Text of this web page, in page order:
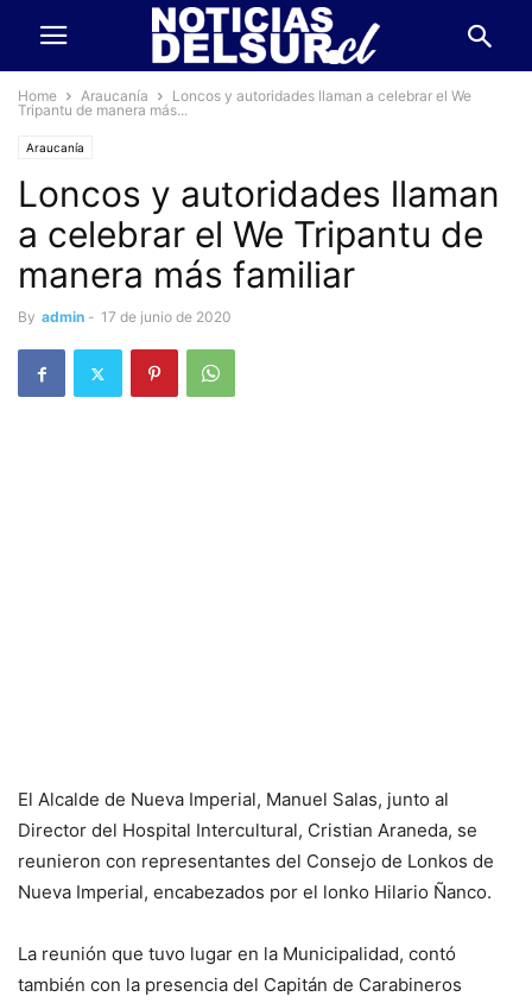
Home Araucanía
Loncos y autoridades llaman a celebrar el We
Tripantu de manera más...
Araucanía
Loncos y autoridades llaman
a celebrar el We Tripantu de
manera más familiar
By admin - 17 de junio de 2020
El Alcalde de Nueva Imperial, Manuel Salas, junto al
Director del Hospital Intercultural, Cristian Araneda, se
reunieron con representantes del Consejo de Lonkos de
Nueva Imperial, encabezados por el lonko Hilario Ñanco.
La reunión que tuvo lugar en la Municipalidad, contó
también con la presencia del Capitán de Carabineros